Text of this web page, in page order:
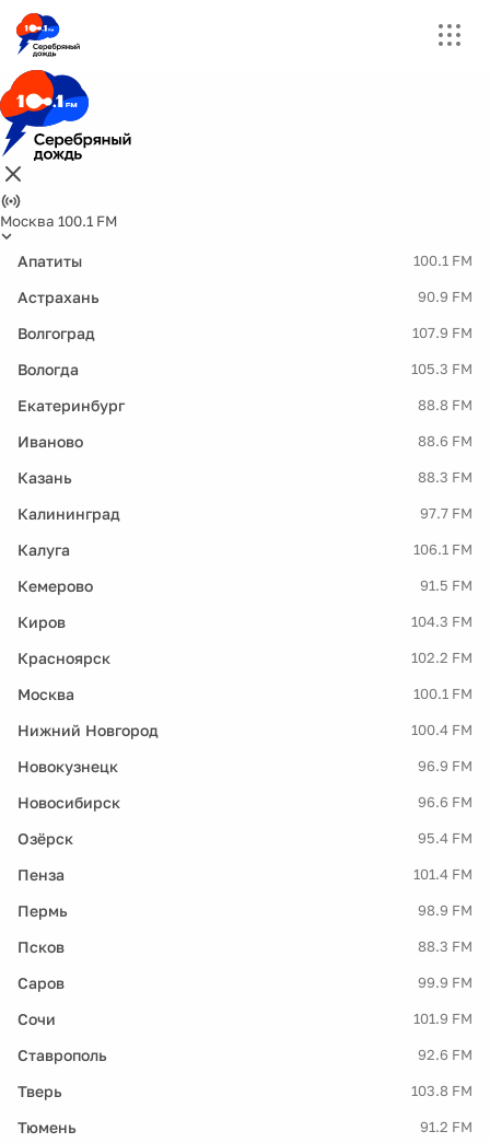
Москва 100.1 FM
Апатиты 100.1 FM
Астрахань 90.9 FM
Волгоград 107.9 FM
Вологда 105.3 FM
Екатеринбург 88.8 FM
Иваново 88.6 FM
Казань 88.3 FM
Калининград 97.7 FM
Калуга 106.1 FM
Кемерово 91.5 FM
Киров 104.3 FM
Красноярск 102.2 FM
Москва 100.1 FM
Нижний Новгород 100.4 FM
Новокузнецк 96.9 FM
Новосибирск 96.6 FM
Озёрск 95.4 FM
Пенза 101.4 FM
Пермь 98.9 FM
Псков 88.3 FM
Саров 99.9 FM
Сочи 101.9 FM
Ставрополь 92.6 FM
Тверь 103.8 FM
Тюмень 91.2 FM